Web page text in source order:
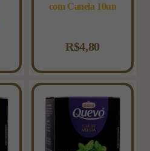
com Canela 10un
R$4,80